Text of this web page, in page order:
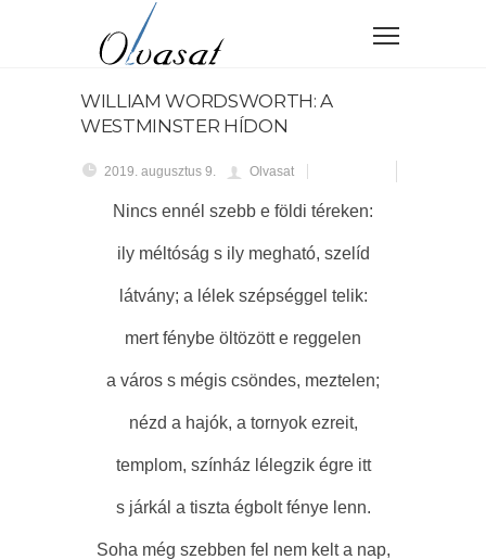
WILLIAM WORDSWORTH: A
WESTMINSTER HÍDON
2019. augusztus 9. Olvasat
Nincs ennél szebb e földi téreken:
ily méltóság s ily megható, szelíd
látvány; a lélek szépséggel telik:
mert fénybe öltözött e reggelen
a város s mégis csöndes, meztelen;
nézd a hajók, a tornyok ezreit,
templom, színház lélegzik égre itt
s járkál a tiszta égbolt fénye lenn.
Soha még szebben fel nem kelt a nap,